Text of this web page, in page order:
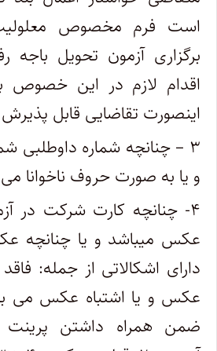
است فرم مخصوص
برگزاری آزمون تحویل باجه
اقدام لازم در این خصوص
اینصورت تقاضایی قابل
۳ – چنانچه شماره
و یا به صورت حروف ناخوانا
۴- چنانچه کارت شرکت در
عکس می­باشد و یا چنانچه
دارای اشکالاتی از جمله:
عکس و یا اشتباه عکس می
ضمن همراه داشتن